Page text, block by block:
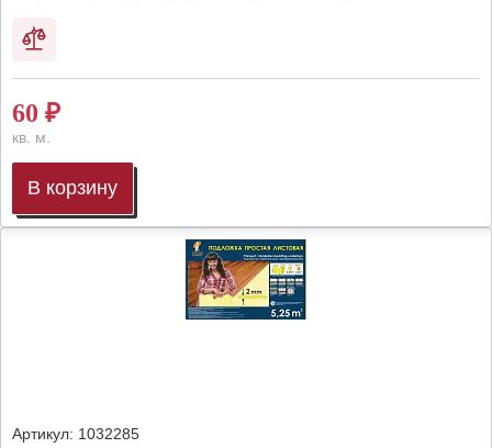
60 ₽
кв. м.
В корзину
Артикул: 1032285